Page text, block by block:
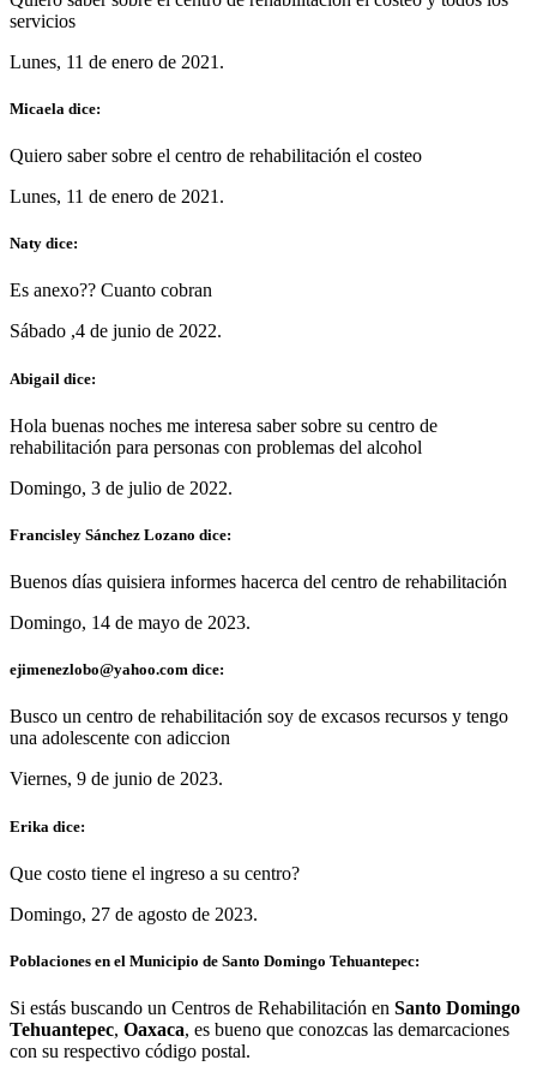
servicios
Lunes, 11 de enero de 2021.
Micaela dice:
Quiero saber sobre el centro de rehabilitación el costeo
Lunes, 11 de enero de 2021.
Naty dice:
Es anexo?? Cuanto cobran
Sábado ,4 de junio de 2022.
Abigail dice:
Hola buenas noches me interesa saber sobre su centro de
rehabilitación para personas con problemas del alcohol
Domingo, 3 de julio de 2022.
Francisley Sánchez Lozano dice:
Buenos días quisiera informes hacerca del centro de rehabilitación
Domingo, 14 de mayo de 2023.
ejimenezlobo@yahoo.com dice:
Busco un centro de rehabilitación soy de excasos recursos y tengo
una adolescente con adiccion
Viernes, 9 de junio de 2023.
Erika dice:
Que costo tiene el ingreso a su centro?
Domingo, 27 de agosto de 2023.
Poblaciones en el Municipio de Santo Domingo Tehuantepec:
Si estás buscando un Centros de Rehabilitación en Santo Domingo
Tehuantepec, Oaxaca, es bueno que conozcas las demarcaciones
con su respectivo código postal.